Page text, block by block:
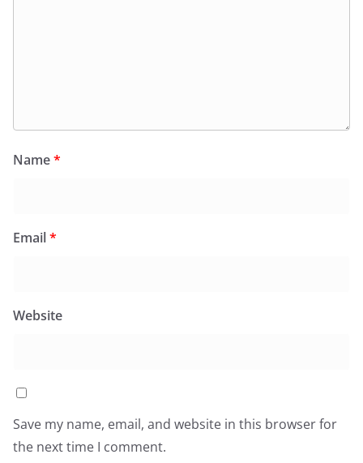
Name*
Email*
Website
Save my name, email, and website in this browser for
the next time I comment.